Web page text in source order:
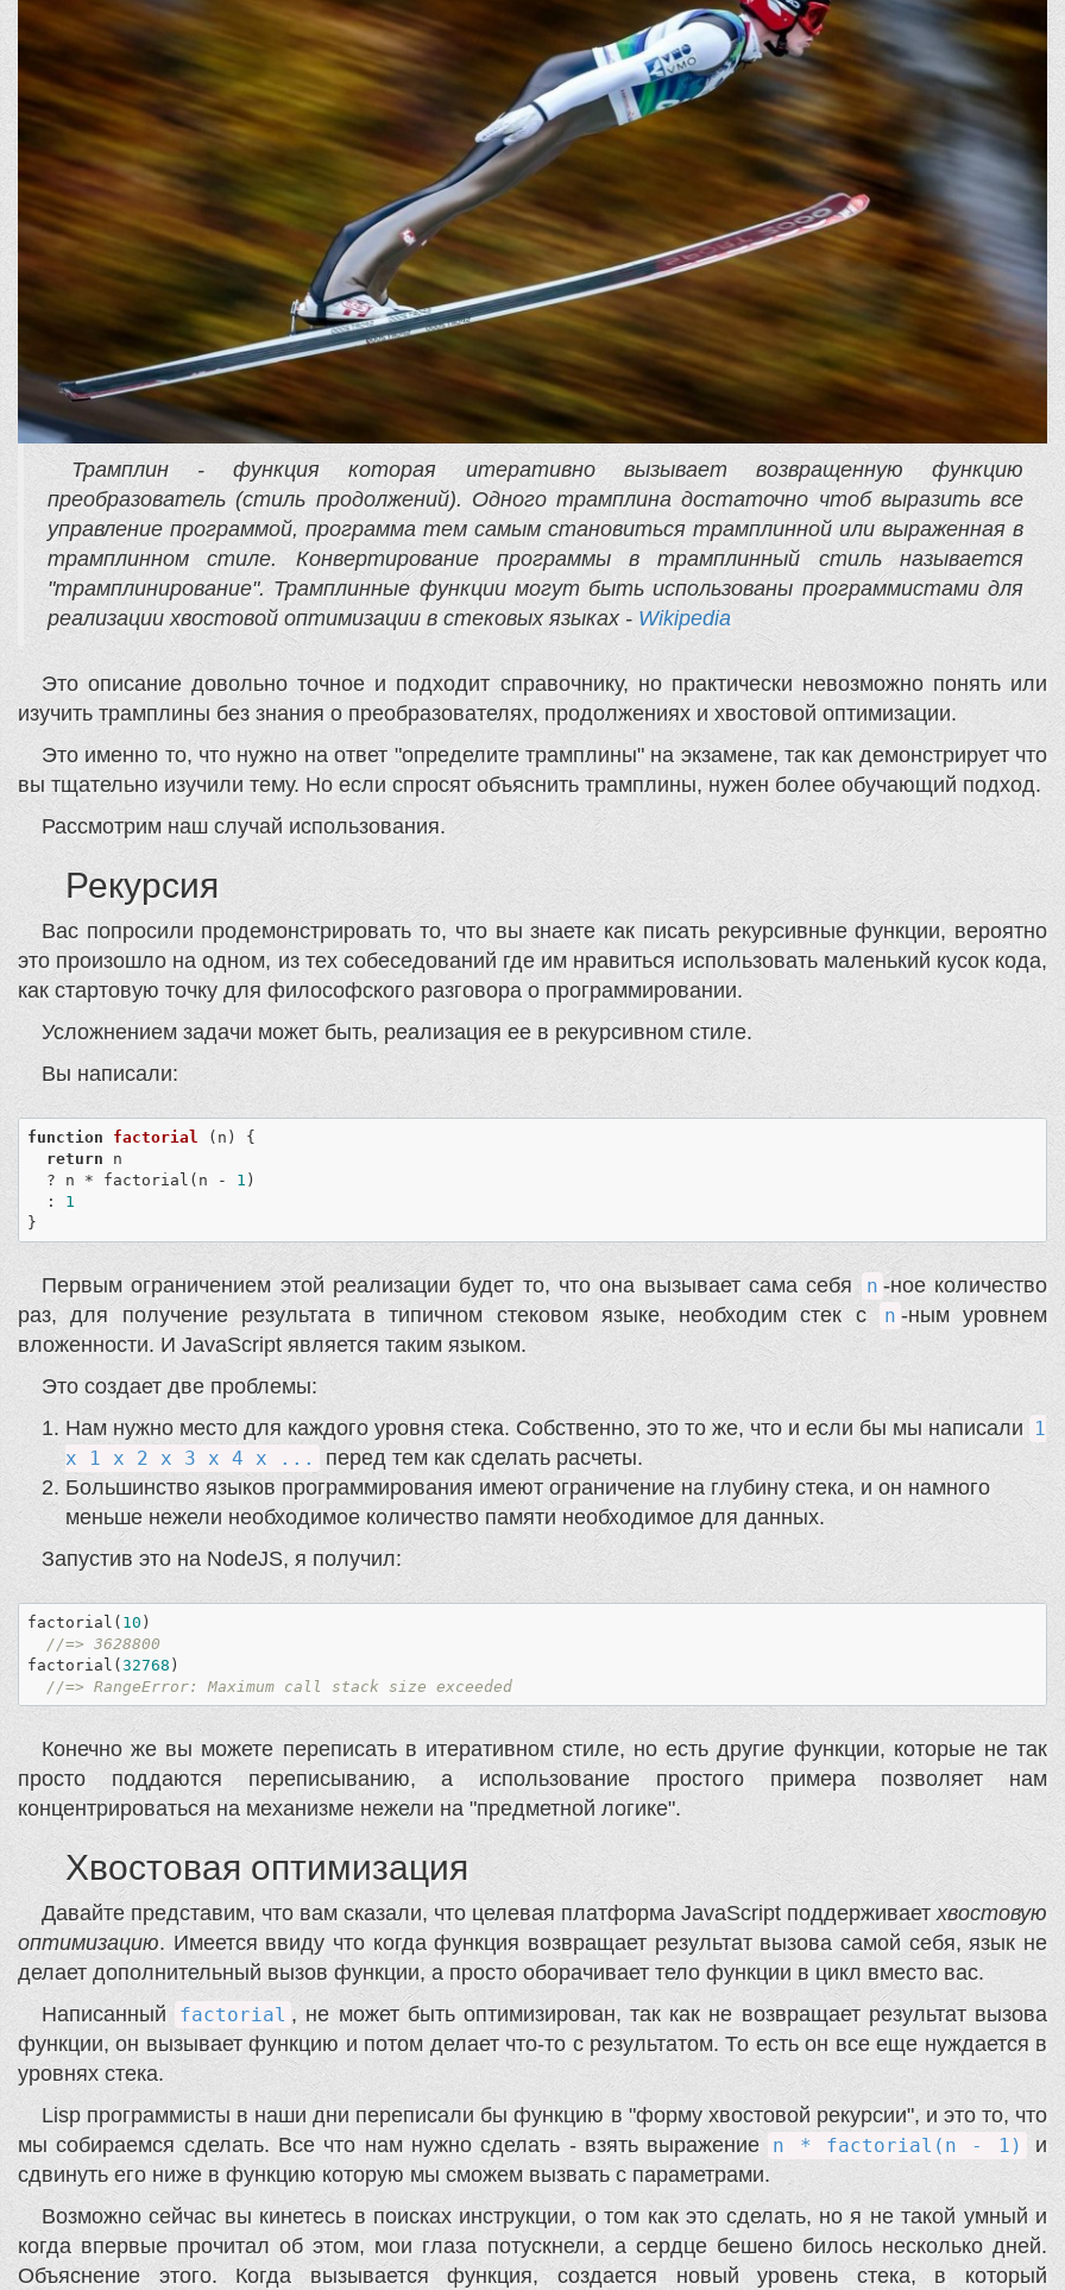
Трамплин - функция которая итеративно вызывает возвращенную функцию
преобразователь (стиль продолжений). Одного трамплина достаточно чтоб выразить все
управление программой, программа тем самым становиться трамплинной или выраженная в
трамплинном стиле. Конвертирование программы в трамплинный стиль называется
"трамплинирование". Трамплинные функции могут быть использованы программистами для
реализации хвостовой оптимизации в стековых языках - Wikipedia
Это описание довольно точное и подходит справочнику, но практически невозможно понять или
изучить трамплины без знания о преобразователях, продолжениях и хвостовой оптимизации.
Это именно то, что нужно на ответ "определите трамплины" на экзамене, так как демонстрирует что
вы тщательно изучили тему. Но если спросят объяснить трамплины, нужен более обучающий подход.
Рассмотрим наш случай использования.
Рекурсия
Вас попросили продемонстрировать то, что вы знаете как писать рекурсивные функции, вероятно
это произошло на одном, из тех собеседований где им нравиться использовать маленький кусок кода,
как стартовую точку для философского разговора о программировании.
Усложнением задачи может быть, реализация ее в рекурсивном стиле.
Вы написали:
function factorial ( n ) {
return n
  ? n * factorial(n -
1 )
  :
1
}
Первым ограничением этой реализации будет то, что она вызывает сама себя n -ное количество
раз, для получение результата в типичном стековом языке, необходим стек с
n -ным уровнем
вложенности. И JavaScript является таким языком.
Это создает две проблемы:
Нам нужно место для каждого уровня стека. Собственно, это то же, что и если бы мы написали
1
x 1 x 2 x 3 x 4 x ...
перед тем как сделать расчеты.
Большинство языков программирования имеют ограничение на глубину стека, и он намного
меньше нежели необходимое количество памяти необходимое для данных.
Запустив это на NodeJS, я получил:
factorial( 10 )
//=> 3628800
factorial(32768 )
//=> RangeError: Maximum call stack size exceeded
Конечно же вы можете переписать в итеративном стиле, но есть другие функции, которые не так
просто поддаются переписыванию, а использование простого примера позволяет нам
концентрироваться на механизме нежели на "предметной логике".
Хвостовая оптимизация
Давайте представим, что вам сказали, что целевая платформа JavaScript поддерживаетхвостовую
оптимизацию. Имеется ввиду что когда функция возвращает результат вызова самой себя, язык не
делает дополнительный вызов функции, а просто оборачивает тело функции в цикл вместо вас.
Написанный
factorial , не может быть оптимизирован, так как не возвращает результат вызова
функции, он вызывает функцию и потом делает что-то с результатом. То есть он все еще нуждается в
уровнях стека.
Lisp программисты в наши дни переписали бы функцию в "форму хвостовой рекурсии", и это то, что
мы собираемся сделать. Все что нам нужно сделать - взять выражение
n * factorial(n - 1)
и
сдвинуть его ниже в функцию которую мы сможем вызвать с параметрами.
Возможно сейчас вы кинетесь в поисках инструкции, о том как это сделать, но я не такой умный и
когда впервые прочитал об этом, мои глаза потускнели, а сердце бешено билось несколько дней.
Объяснение этого. Когда вызывается функция, создается новый уровень стека, в который